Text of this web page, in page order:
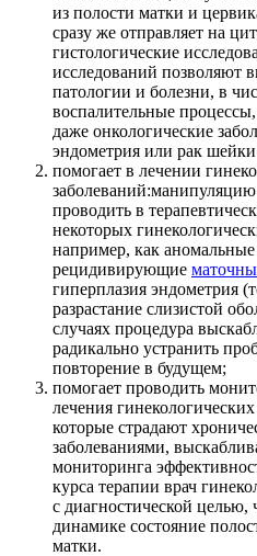
из полости матки и
сразу же отправляет на
гистологические
исследований позволяют
патологии и болезни, в
воспалительные
даже онкологические
эндометрия или рак
помогает в лечении
проводить в
некоторых
например, как
рецидивирующие
гиперплазия эндометрия
разрастание слизистой
случаях процедура
радикально устранить
повторение в будущем;
помогает проводить
лечения
которые страдают
заболеваниями,
мониторинга
курса терапии врач
с диагностической целью,
динамике состояние
матки.